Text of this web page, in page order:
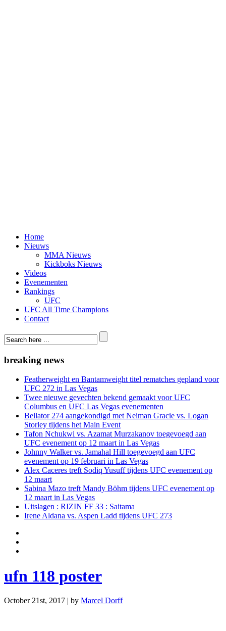
Home
Nieuws
MMA Nieuws
Kickboks Nieuws
Videos
Evenementen
Rankings
UFC
UFC All Time Champions
Contact
breaking news
Featherweight en Bantamweight titel rematches gepland voor
UFC 272 in Las Vegas
Twee nieuwe gevechten bekend gemaakt voor UFC
Columbus en UFC Las Vegas evenementen
Bellator 274 aangekondigd met Neiman Gracie vs. Logan
Storley tijdens het Main Event
Tafon Nchukwi vs. Azamat Murzakanov toegevoegd aan
UFC evenement op 12 maart in Las Vegas
Johnny Walker vs. Jamahal Hill toegevoegd aan UFC
evenement op 19 februari in Las Vegas
Alex Caceres treft Sodiq Yusuff tijdens UFC evenement op
12 maart
Sabina Mazo treft Mandy Böhm tijdens UFC evenement op
12 maart in Las Vegas
Uitslagen : RIZIN FF 33 : Saitama
Irene Aldana vs. Aspen Ladd tijdens UFC 273
ufn 118 poster
October 21st, 2017 | by Marcel Dorff